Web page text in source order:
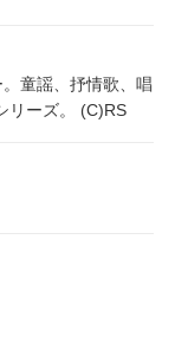
童謡、抒情歌、唱
リーズ。 (C)RS